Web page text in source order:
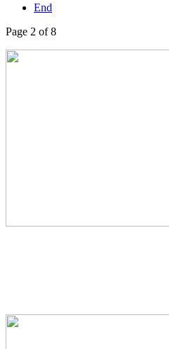
End
Page 2 of 8